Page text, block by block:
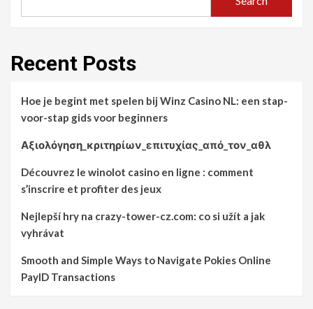
Recent Posts
Hoe je begint met spelen bij Winz Casino NL: een stap-
voor-stap gids voor beginners
Αξιολόγηση_κριτηρίων_επιτυχίας_από_τον_αθλ
Découvrez le winolot casino en ligne : comment
s’inscrire et profiter des jeux
Nejlepší hry na crazy-tower-cz.com: co si užít a jak
vyhrávat
Smooth and Simple Ways to Navigate Pokies Online
PayID Transactions